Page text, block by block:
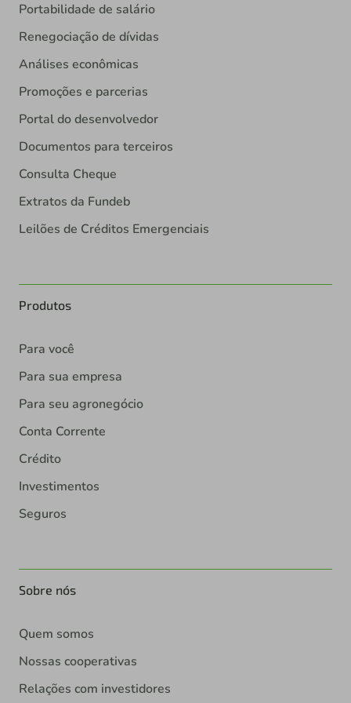
Portabilidade de salário
Renegociação de dívidas
Análises econômicas
Promoções e parcerias
Portal do desenvolvedor
Documentos para terceiros
Consulta Cheque
Extratos da Fundeb
Leilões de Créditos Emergenciais
Produtos
Para você
Para sua empresa
Para seu agronegócio
Conta Corrente
Crédito
Investimentos
Seguros
Sobre nós
Quem somos
Nossas cooperativas
Relações com investidores